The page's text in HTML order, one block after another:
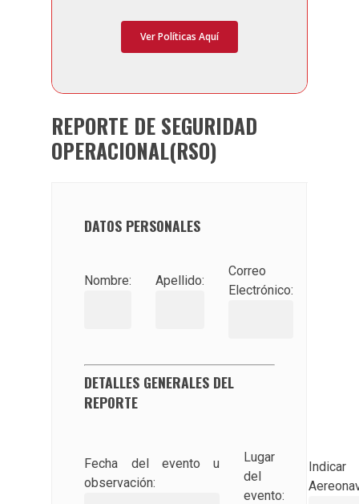
Ver Políticas Aquí
REPORTE DE SEGURIDAD
OPERACIONAL(RSO)
DATOS PERSONALES
Nombre: Apellido:
Correo
Electrónico:
DETALLES GENERALES DEL
REPORTE
Fecha del evento u
observación:
Lugar
del
evento:
Indicar